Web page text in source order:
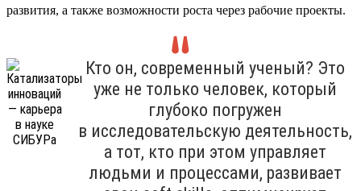
развития, а также возможности роста через рабочие проекты.
Кто он, современный ученый? Это
уже не только человек, который
глубоко погружен
в исследовательскую деятельность,
а тот, кто при этом управляет
людьми и процессами, развивает